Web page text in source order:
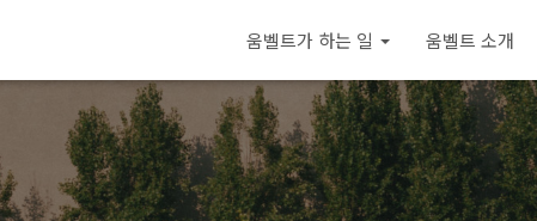
움벨트가 하는 일 움벨트 소개